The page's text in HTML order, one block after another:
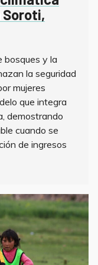
Soroti,
bosques y la
la seguridad
mujeres
que integra
demostrando
cuando se
de ingresos